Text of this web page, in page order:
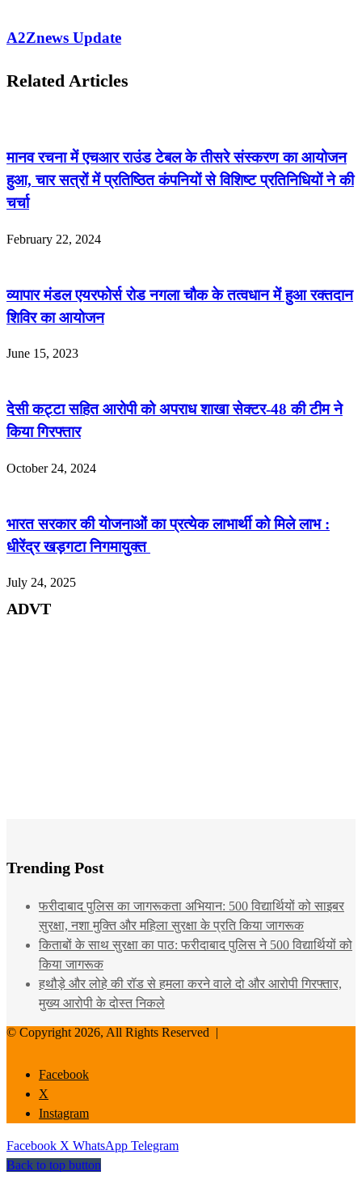
A2Znews Update
Related Articles
मानव रचना में एचआर राउंड टेबल के तीसरे संस्करण का आयोजन
हुआ, चार सत्रों में प्रतिष्ठित कंपनियों से विशिष्ट प्रतिनिधियों ने की
चर्चा
February 22, 2024
व्यापार मंडल एयरफोर्स रोड नगला चौक के तत्वधान में हुआ रक्तदान
शिविर का आयोजन
June 15, 2023
देसी कट्टा सहित आरोपी को अपराध शाखा सेक्टर-48 की टीम ने
किया गिरफ्तार
October 24, 2024
भारत सरकार की योजनाओं का प्रत्येक लाभार्थी को मिले लाभ :
धीरेंद्र खड़गटा निगमायुक्त
July 24, 2025
ADVT
Trending Post
फरीदाबाद पुलिस का जागरूकता अभियान: 500 विद्यार्थियों को साइबर
सुरक्षा, नशा मुक्ति और महिला सुरक्षा के प्रति किया जागरूक
किताबों के साथ सुरक्षा का पाठ: फरीदाबाद पुलिस ने 500 विद्यार्थियों को
किया जागरूक
हथौड़े और लोहे की रॉड से हमला करने वाले दो और आरोपी गिरफ्तार,
मुख्य आरोपी के दोस्त निकले
© Copyright 2026, All Rights Reserved |
Facebook
X
Instagram
Facebook X WhatsApp Telegram
Back to top button